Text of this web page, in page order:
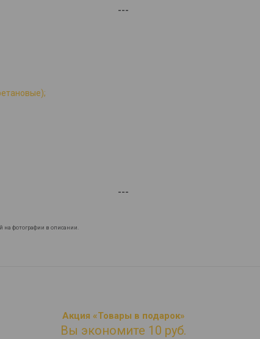
---
---
на фотографии в описании.
Акция «Товары в подарок»
Вы экономите 10 руб.